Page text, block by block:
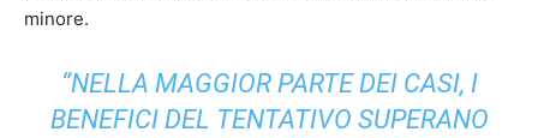
minore.
“NELLA MAGGIOR PARTE DEI CASI, I
BENEFICI DEL TENTATIVO SUPERANO